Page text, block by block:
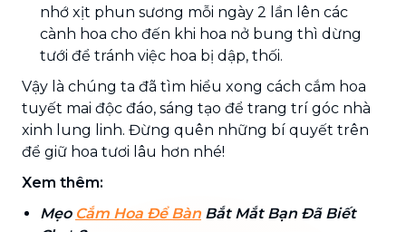
nhớ xịt phun sương mỗi ngày 2 lần lên các
cành hoa cho đến khi hoa nở bung thì dừng
tưới để tránh việc hoa bị dập, thối.
Vậy là chúng ta đã tìm hiểu xong cách cắm hoa
tuyết mai độc đáo, sáng tạo để trang trí góc nhà
xinh lung linh. Đừng quên những bí quyết trên
để giữ hoa tươi lâu hơn nhé!
Xem thêm:
Mẹo Cắm Hoa Để Bàn Bắt Mắt Bạn Đã Biết